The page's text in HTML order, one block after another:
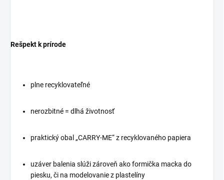
Rešpekt k prírode
plne recyklovateľné
nerozbitné = dlhá životnosť
praktický obal „CARRY-ME“ z recyklovaného papiera
uzáver balenia slúži zároveň ako formička macka do
piesku, či na modelovanie z plastelíny